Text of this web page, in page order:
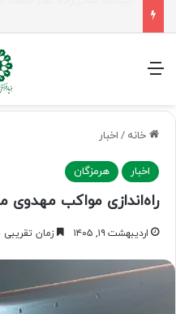
منو
خانه / اخبار
اخبار هرمزگان
راه‌اندازی مواکب مهدوی میناب ۱۶۸ در
اردیبهشت ۱۹, ۱۴۰۵ زمان تقریبی